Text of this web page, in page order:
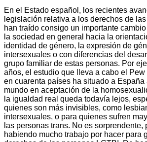
En el Estado español, los recientes
legislación relativa a los derechos de las
han traído consigo un importante
la sociedad en general hacia la
identidad de género, la expresión de
intersexuales o con diferencias del
grupo familiar de estas personas. Por
años, el estudio que lleva a cabo el
en cuarenta países ha situado a España
mundo en aceptación de la
la igualdad real queda todavía lejos,
quienes son más invisibles, como
intersexuales, o para quienes sufren
las personas trans. No es sorprendente,
habiendo mucho trabajo por hacer para